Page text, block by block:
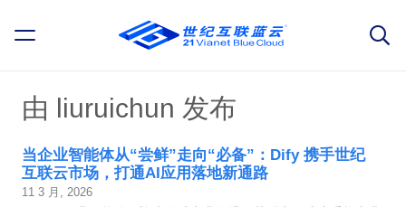
由 liuruichun 发布
当企业智能体从“尝鲜”走向“必备”：Dify 携手世纪
互联云市场，打通AI应用落地新通路
11 3 月, 2026